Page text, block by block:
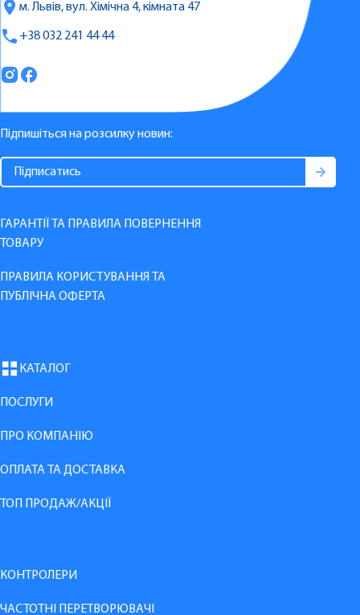
м. Львів, вул. Хімічна 4, кімната 47
+38 032 241 44 44
Підпишіться на розсилку новин:
ГАРАНТІЇ ТА ПРАВИЛА ПОВЕРНЕННЯ
ТОВАРУ
ПРАВИЛА КОРИСТУВАННЯ ТА
ПУБЛІЧНА ОФЕРТА
КАТАЛОГ
ПОСЛУГИ
ПРО КОМПАНІЮ
ОПЛАТА ТА ДОСТАВКА
ТОП ПРОДАЖ/АКЦІЇ
КОНТРОЛЕРИ
ЧАСТОТНІ ПЕРЕТВОРЮВАЧІ